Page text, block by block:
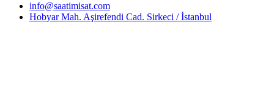
info@saatimisat.com
Hobyar Mah. Aşirefendi Cad. Sirkeci / İstanbul